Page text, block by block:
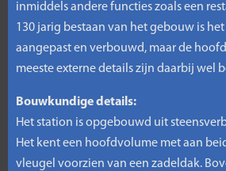
inmiddels andere functies zoals een
130 jarig bestaan van het gebouw is
aangepast en verbouwd, maar de
meeste externe details zijn daarbij wel
Bouwkundige details:
Het station is opgebouwd uit
Het kent een hoofdvolume met aan
vleugel voorzien van een zadeldak.